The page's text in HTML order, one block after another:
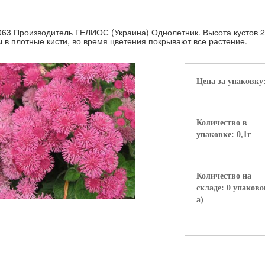
Производитель ГЕЛИОС (Украина) Однолетник. Высота кустов
в плотные кисти, во время цветения покрывают все растение.
Цена за
Количество в
упаковке: 0,1г
Количество на
складе: 0
а)